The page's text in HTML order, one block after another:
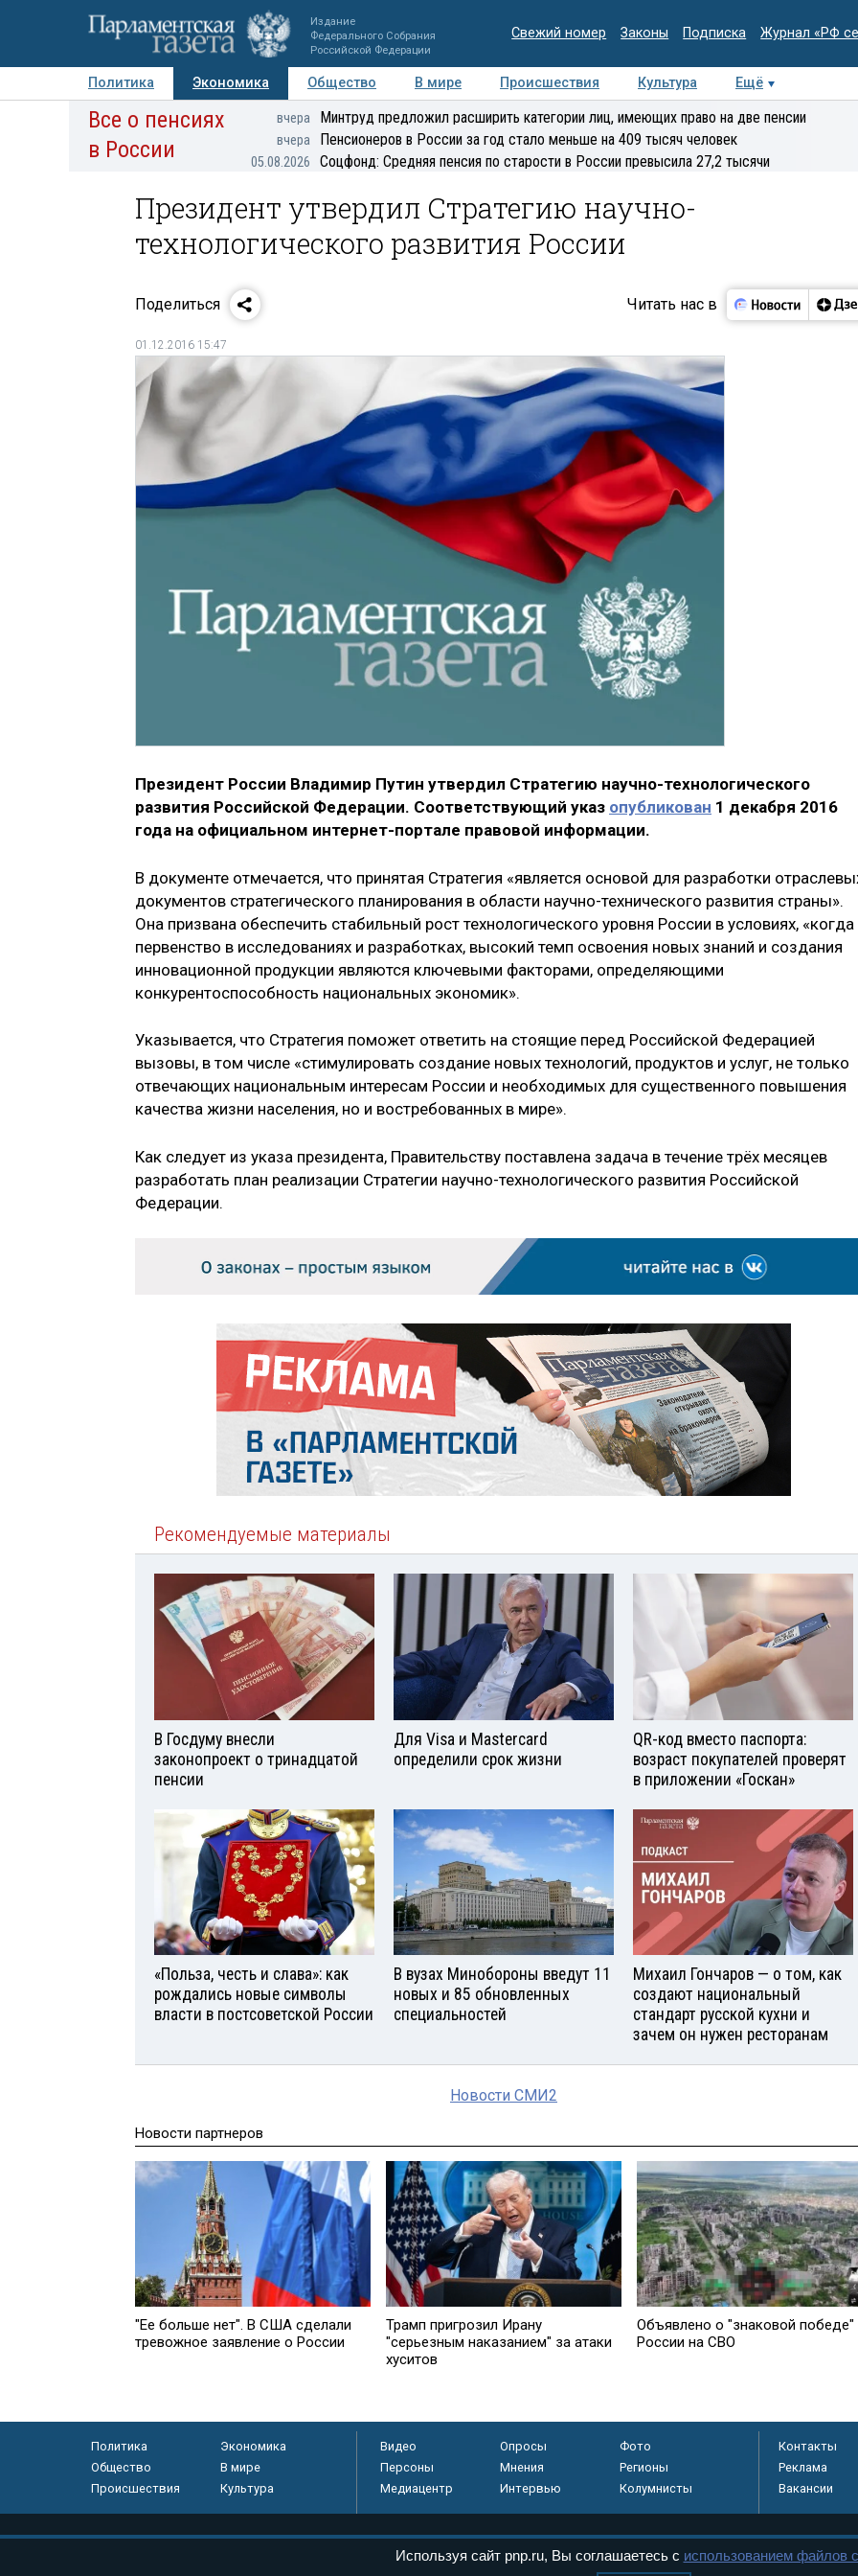
Издание
Федерального Собрания
Российской Федерации
Свежий номер Законы Подписка Журнал «РФ
Политика Экономика Общество В мире Происшествия Культура
Ещё
Авторы Персоны Мнения Регионы Медиацентр Интервью Колумнисты
Все о пенсиях
в России
вчера Минтруд предложил расширить категории лиц, имеющих право на две пенсии
вчера Пенсионеров в России за год стало меньше на 409 тысяч человек
05.08.2026 Соцфонд: Средняя пенсия по старости в России превысила 27,2 тысячи
Президент утвердил Стратегию научно-
технологического развития России
Поделиться Читать нас в
01.12.2016 15:47
Президент России Владимир Путин утвердил Стратегию научно-технологического
развития Российской Федерации. Соответствующий указ опубликован 1 декабря 2016
года на официальном интернет-портале правовой информации.
В документе отмечается, что принятая Стратегия «является основой для разработки
документов стратегического планирования в области научно-технического развития страны».
Она призвана обеспечить стабильный рост технологического уровня России в условиях, «когда
первенство в исследованиях и разработках, высокий темп освоения новых знаний и создания
инновационной продукции являются ключевыми факторами, определяющими
конкурентоспособность национальных экономик».
Указывается, что Стратегия поможет ответить на стоящие перед Российской Федерацией
вызовы, в том числе «стимулировать создание новых технологий, продуктов и услуг, не только
отвечающих национальным интересам России и необходимых для существенного повышения
качества жизни населения, но и востребованных в мире».
Как следует из указа президента, Правительству поставлена задача в течение трёх месяцев
разработать план реализации Стратегии научно-технологического развития Российской
Федерации.
Рекомендуемые материалы
В Госдуму внесли
законопроект о тринадцатой
пенсии
Для Visа и Mastercard
определили срок жизни
QR-код вместо паспорта:
возраст покупателей проверят
в приложении «Госкан»
«Польза, честь и слава»: как
рождались новые символы
власти в постсоветской России
В вузах Минобороны введут 11
новых и 85 обновленных
специальностей
Михаил Гончаров — о том, как
создают национальный
стандарт русской кухни и
зачем он нужен ресторанам
Новости СМИ2
Новости партнеров
"Ее больше нет". В США сделали
тревожное заявление о России
Трамп пригрозил Ирану
"серьезным наказанием" за атаки
хуситов
Объявлено о "знаковой победе"
России на СВО
Политика
Экономика
Общество
В мире
Происшествия
Культура
Видео Опросы
Фото
Персоны
Мнения
Регионы
Медиацентр
Интервью Колумнисты
Контакты
Реклама
Вакансии
Электронное периодическое издание «Парламентская газета» зарегистрировано в
Используя сайт pnp.ru, Вы соглашаетесь с использованием файлов